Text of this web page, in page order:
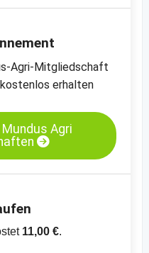
des
und Import- und
- Hamburg
Agri-Mitgliedschaft
erhalten
Agri
11,00 €.